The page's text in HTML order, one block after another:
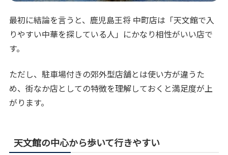
最初に結論を言うと、鹿児島王将 中町店は「天文館で入
りやすい中華を探している人」にかなり相性がいい店で
す。
ただし、駐車場付きの郊外型店舗とは使い方が違うた
め、街なか店としての特徴を理解しておくと満足度が上
がります。
天文館の中心から歩いて行きやすい